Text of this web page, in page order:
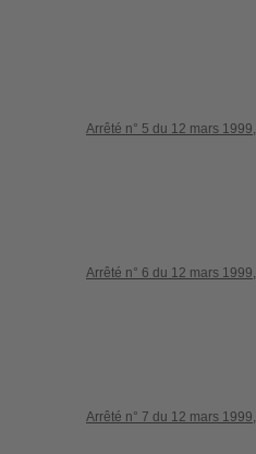
Arrêté n° 5 du 12 mars 1999,
Arrêté n° 6 du 12 mars 1999,
Arrêté n° 7 du 12 mars 1999,